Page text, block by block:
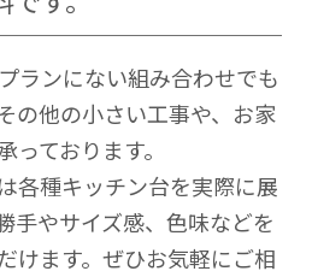
ランにない組み合わせでも
の他の小さい工事や、お家
ております。
各種キッチン台を実際に展
手やサイズ感、色味などを
けます。ぜひお気軽にご相